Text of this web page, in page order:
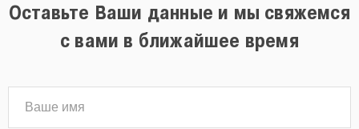
Оставьте Ваши данные и мы свяжемся
с вами в ближайшее время